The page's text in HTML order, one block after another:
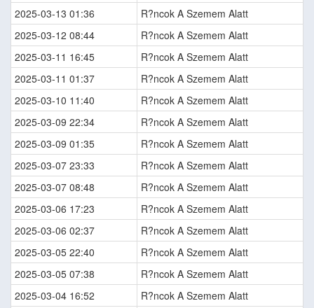
2025-03-13 01:36
R?ncok A Szemem Alatt
2025-03-12 08:44
R?ncok A Szemem Alatt
2025-03-11 16:45
R?ncok A Szemem Alatt
2025-03-11 01:37
R?ncok A Szemem Alatt
2025-03-10 11:40
R?ncok A Szemem Alatt
2025-03-09 22:34
R?ncok A Szemem Alatt
2025-03-09 01:35
R?ncok A Szemem Alatt
2025-03-07 23:33
R?ncok A Szemem Alatt
2025-03-07 08:48
R?ncok A Szemem Alatt
2025-03-06 17:23
R?ncok A Szemem Alatt
2025-03-06 02:37
R?ncok A Szemem Alatt
2025-03-05 22:40
R?ncok A Szemem Alatt
2025-03-05 07:38
R?ncok A Szemem Alatt
2025-03-04 16:52
R?ncok A Szemem Alatt